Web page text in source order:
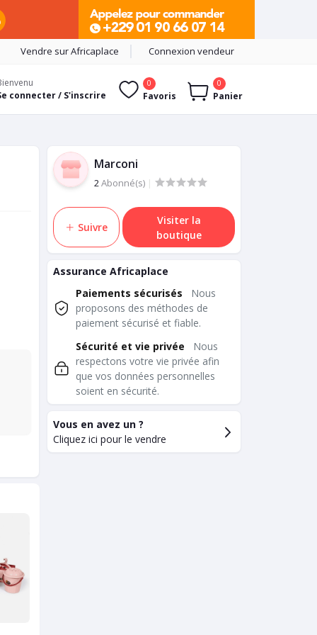
Vendre sur Africaplace Connexion vendeur
connecter / S'inscrire
0
Favoris
0
Panier
Marconi
2Abonné(s) |
Suivre
Visiter la
boutique
Assurance Africaplace
Paiements sécurisés
Nous
proposons des méthodes de
paiement sécurisé et fiable.
Sécurité et vie privée
Nous
respectons votre vie privée afin
que vos données personnelles
soient en sécurité.
Vous en avez un ?
Cliquez ici pour le vendre